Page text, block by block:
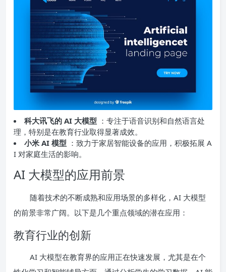
科大讯飞的 AI 大模型 ：专注于语音识别和自然语言处
理，特别是在教育行业取得显著成效。
小米 AI 模型 ：致力于家居智能设备的应用，积极拓展 A
I 对家庭生活的影响。
AI 大模型的应用前景
随着技术的不断成熟和应用场景的多样化，AI 大模型
的前景非常广阔。以下是几个重点领域的潜在应用：
教育行业的创新
AI 大模型在教育界的应用正在快速发展，尤其是在个